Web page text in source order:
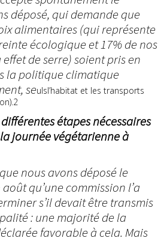
déposé, qui demande que
alimentaires (qui représente
écologique et 17% de nos
de serre) soient pris en
la politique climatique
seulsl’habitat et les transports
étapes nécessaires
journée végétarienne à
nous avons déposé le
qu’une commission l’a
s’il devait être transmis
: une majorité de la
favorable à cela. Mais